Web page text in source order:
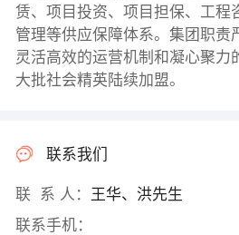
赁、项目投资、项目担保、工程
管理等供应保障体系。集团职责
灵活高效的运营机制和凝心聚力
大批社会精英陆续加盟。
联系我们
联 系 人： 王华、洪先生
联系手机：